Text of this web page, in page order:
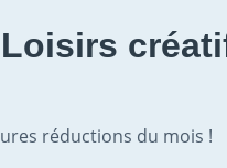
réductions du mois !